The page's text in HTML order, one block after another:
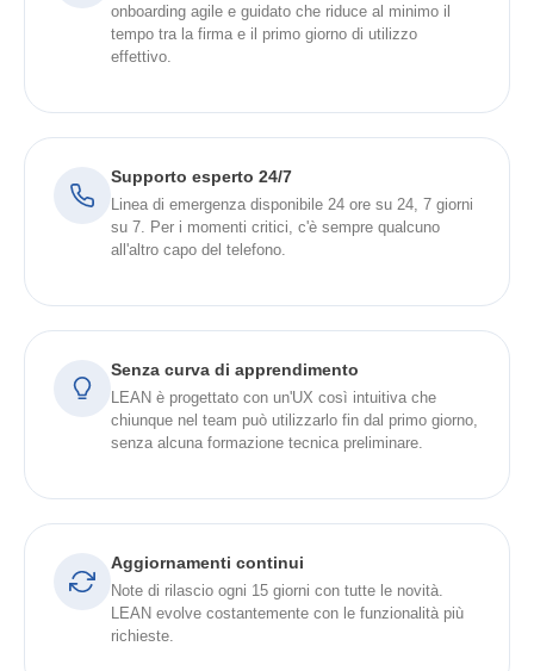
onboarding agile e guidato che riduce al minimo il
tempo tra la firma e il primo giorno di utilizzo
effettivo.
Supporto esperto 24/7
Linea di emergenza disponibile 24 ore su 24, 7 giorni
su 7. Per i momenti critici, c'è sempre qualcuno
all'altro capo del telefono.
Senza curva di apprendimento
LEAN è progettato con un'UX così intuitiva che
chiunque nel team può utilizzarlo fin dal primo giorno,
senza alcuna formazione tecnica preliminare.
Aggiornamenti continui
Note di rilascio ogni 15 giorni con tutte le novità.
LEAN evolve costantemente con le funzionalità più
richieste.